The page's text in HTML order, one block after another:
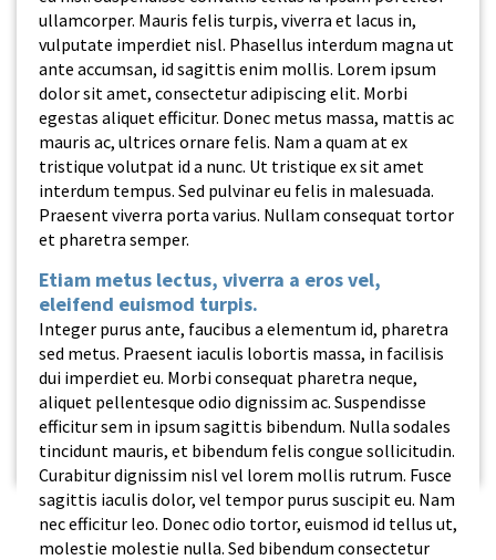
ullamcorper. Mauris felis turpis, viverra et lacus in,
vulputate imperdiet nisl. Phasellus interdum magna ut
ante accumsan, id sagittis enim mollis. Lorem ipsum
dolor sit amet, consectetur adipiscing elit. Morbi
egestas aliquet efficitur. Donec metus massa, mattis ac
mauris ac, ultrices ornare felis. Nam a quam at ex
tristique volutpat id a nunc. Ut tristique ex sit amet
interdum tempus. Sed pulvinar eu felis in malesuada.
Praesent viverra porta varius. Nullam consequat tortor
et pharetra semper.
Etiam metus lectus, viverra a eros vel,
eleifend euismod turpis.
Integer purus ante, faucibus a elementum id, pharetra
sed metus. Praesent iaculis lobortis massa, in facilisis
dui imperdiet eu. Morbi consequat pharetra neque,
aliquet pellentesque odio dignissim ac. Suspendisse
efficitur sem in ipsum sagittis bibendum. Nulla sodales
tincidunt mauris, et bibendum felis congue sollicitudin.
Curabitur dignissim nisl vel lorem mollis rutrum. Fusce
sagittis iaculis dolor, vel tempor purus suscipit eu. Nam
nec efficitur leo. Donec odio tortor, euismod id tellus ut,
molestie molestie nulla. Sed bibendum consectetur